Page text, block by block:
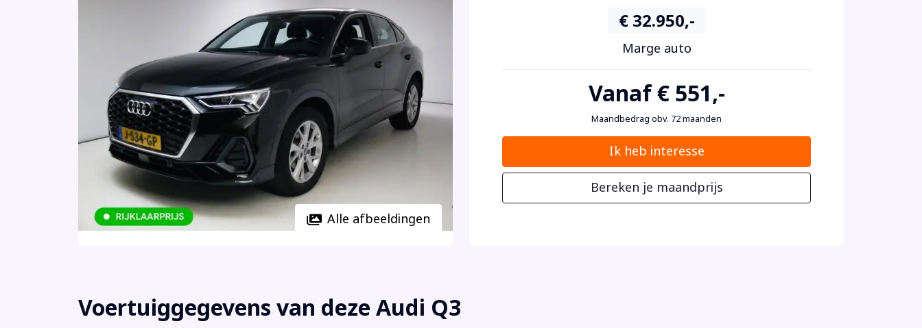
Alle afbeeldingen
€ 32.950,-
Marge auto
Vanaf € 551,-
Maandbedrag obv. 72 maanden
Ik heb interesse
Bereken je maandprijs
Voertuiggegevens van deze Audi Q3